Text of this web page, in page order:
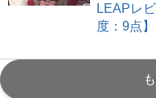
LEAPレ
度：9点】